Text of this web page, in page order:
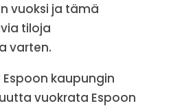
vuoksi ja tämä
tiloja
varten.
Espoon kaupungin
vuokrata Espoon